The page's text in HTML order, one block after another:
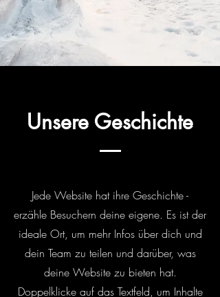
Unsere Geschichte
Jede Website hat ihre Geschichte -
erzähle Besuchern deine eigene. Es ist der
ideale Ort, um mehr Infos über dich und
dein Team zu teilen und darüber, was
deine Website zu bieten hat.
Doppelklicke auf das Textfeld, um Inhalte